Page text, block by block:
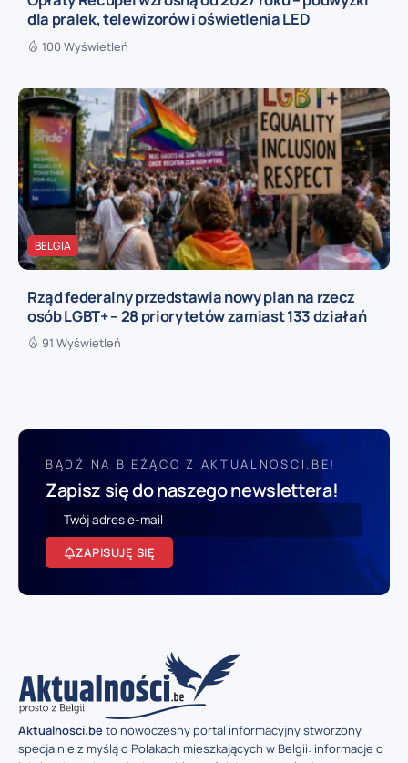
dla pralek, telewizorów i oświetlenia LED
100 Wyświetleń
BELGIA
Rząd federalny przedstawia nowy plan na rzecz
osób LGBT+ – 28 priorytetów zamiast 133 działań
91 Wyświetleń
BĄDŹ NA BIEŻĄCO Z AKTUALNOSCI.BE!
Zapisz się do naszego newslettera!
ZAPISUJĘ SIĘ
Aktualnosci.beto nowoczesny portal informacyjny stworzony
specjalnie z myślą o Polakach mieszkających w Belgii: informacje o